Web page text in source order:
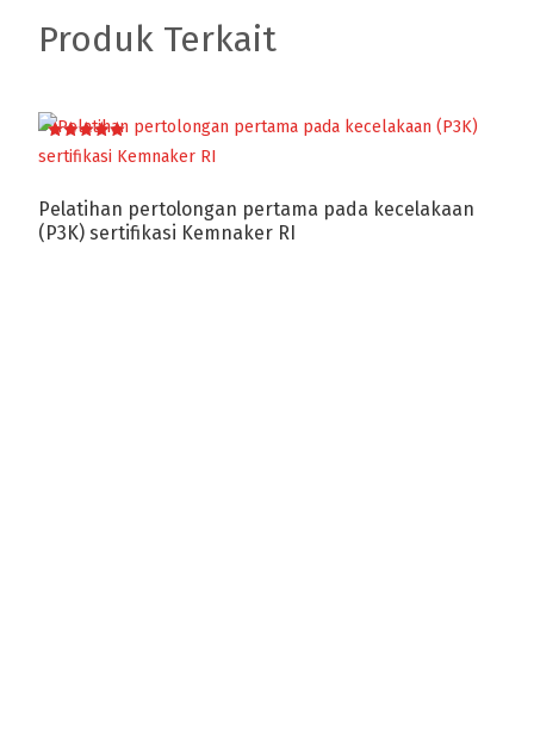
Produk Terkait
Pelatihan pertolongan pertama pada kecelakaan
(P3K) sertifikasi Kemnaker RI
Dinilai
5.00